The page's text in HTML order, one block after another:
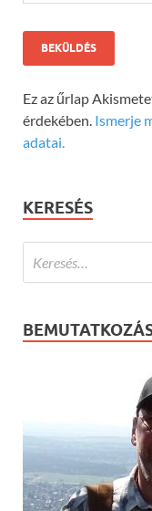
Ez az űrlap
érdekében. Ismerje
adatai.
KERESÉS